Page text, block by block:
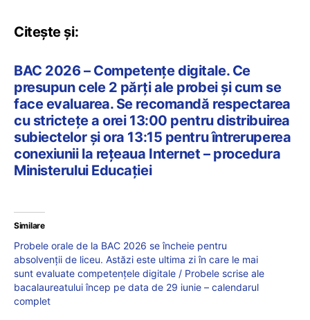
Citește și:
BAC 2026 – Competențe digitale. Ce
presupun cele 2 părți ale probei și cum se
face evaluarea. Se recomandă respectarea
cu strictețe a orei 13:00 pentru distribuirea
subiectelor şi ora 13:15 pentru întreruperea
conexiunii la rețeaua Internet – procedura
Ministerului Educației
Similare
Probele orale de la BAC 2026 se încheie pentru
absolvenții de liceu. Astăzi este ultima zi în care le mai
sunt evaluate competențele digitale / Probele scrise ale
bacalaureatului încep pe data de 29 iunie – calendarul
complet